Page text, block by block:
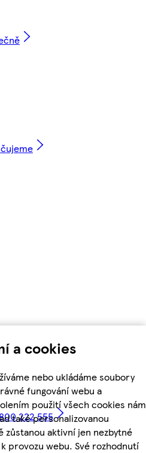
a cookies
nebo ukládáme soubory
fungování webu a
použití všech cookies nám
také personalizovanou
aktivní jen nezbytné
provozu webu. Své rozhodnutí
222 555